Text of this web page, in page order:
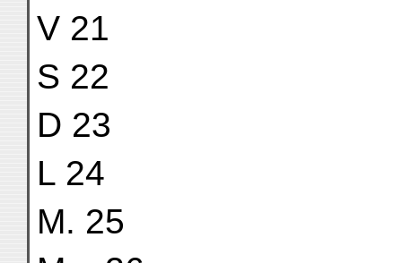
V 21
S 22
D 23
L 24
M. 25